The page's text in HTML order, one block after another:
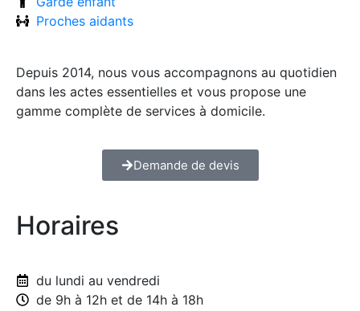
Proches aidants
Depuis 2014, nous vous accompagnons au quotidien
dans les actes essentielles et vous propose une
gamme complète de services à domicile.
Demande de devis
Horaires
du lundi au vendredi
de 9h à 12h et de 14h à 18h